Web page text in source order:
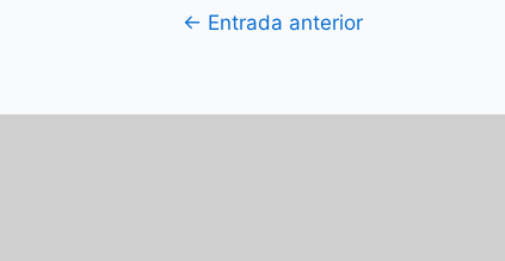
← Entrada anterior